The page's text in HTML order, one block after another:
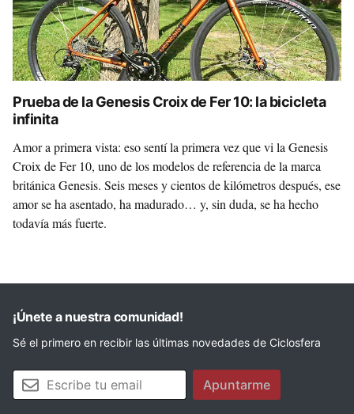
Prueba de la Genesis Croix de Fer 10: la bicicleta
infinita
Amor a primera vista: eso sentí la primera vez que vi la Genesis
Croix de Fer 10, uno de los modelos de referencia de la marca
británica Genesis. Seis meses y cientos de kilómetros después, ese
amor se ha asentado, ha madurado… y, sin duda, se ha hecho
todavía más fuerte.
¡Únete a nuestra comunidad!
Sé el primero en recibir las últimas novedades de Ciclosfera
Tu email Apuntarme